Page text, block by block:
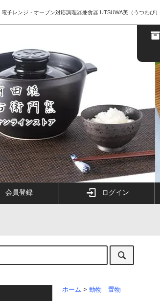
子レンジ・オーブン対応調理器兼食器 UTSUWA美（うつわび）
会員登録 ログイン
ホーム > 動物 置物